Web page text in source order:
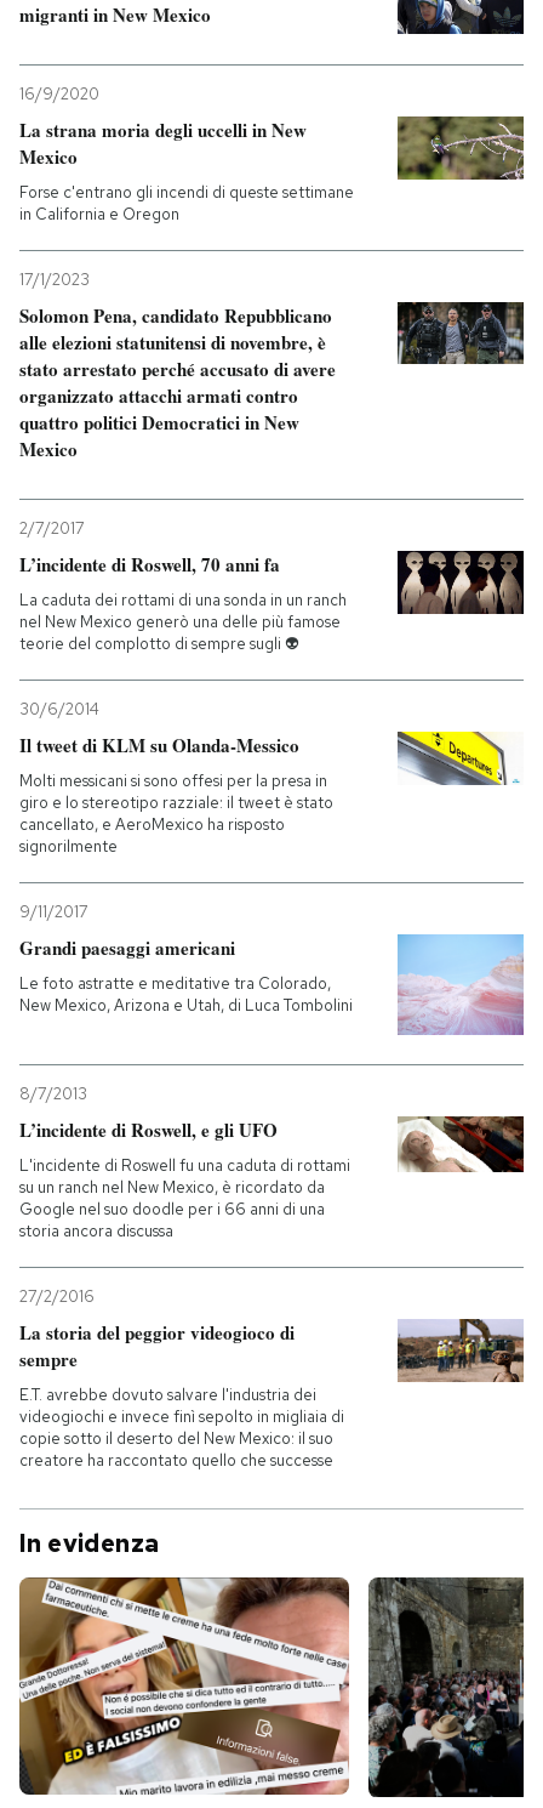
migranti in New Mexico
16/9/2020
La strana moria degli uccelli in New
Mexico
Forse c'entrano gli incendi di queste settimane
in California e Oregon
17/1/2023
Solomon Pena, candidato Repubblicano
alle elezioni statunitensi di novembre, è
stato arrestato perché accusato di avere
organizzato attacchi armati contro
quattro politici Democratici in New
Mexico
2/7/2017
L’incidente di Roswell, 70 anni fa
La caduta dei rottami di una sonda in un ranch
nel New Mexico generò una delle più famose
teorie del complotto di sempre sugli 👽
30/6/2014
Il tweet di KLM su Olanda-Messico
Molti messicani si sono offesi per la presa in
giro e lo stereotipo razziale: il tweet è stato
cancellato, e AeroMexico ha risposto
signorilmente
9/11/2017
Grandi paesaggi americani
Le foto astratte e meditative tra Colorado,
New Mexico, Arizona e Utah, di Luca Tombolini
8/7/2013
L’incidente di Roswell, e gli UFO
L'incidente di Roswell fu una caduta di rottami
su un ranch nel New Mexico, è ricordato da
Google nel suo doodle per i 66 anni di una
storia ancora discussa
27/2/2016
La storia del peggior videogioco di
sempre
E.T. avrebbe dovuto salvare l'industria dei
videogiochi e invece finì sepolto in migliaia di
copie sotto il deserto del New Mexico: il suo
creatore ha raccontato quello che successe
In evidenza